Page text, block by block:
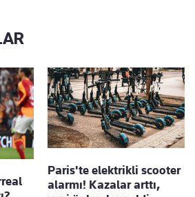
Paris'te elektrikli scooter
alarmı! Kazalar arttı,